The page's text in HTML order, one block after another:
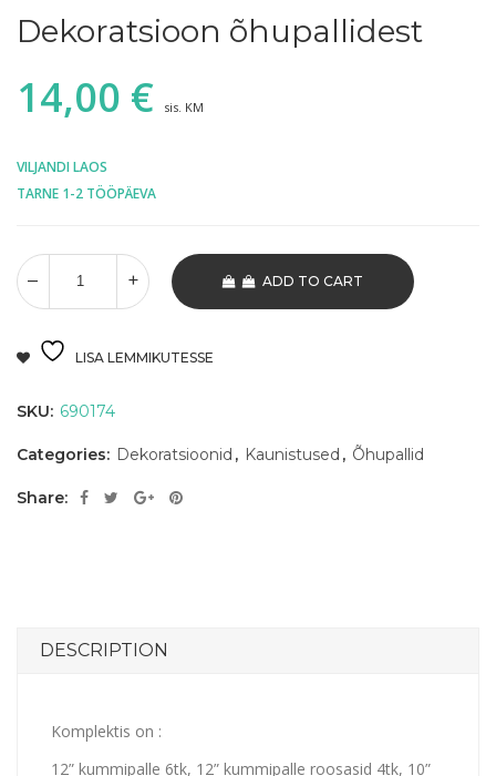
Dekoratsioon õhupallidest
14,00 € sis. KM
VILJANDI LAOS
TARNE 1-2 TÖÖPÄEVA
ADD TO CART
LISA LEMMIKUTESSE
SKU: 690174
Categories: Dekoratsioonid , Kaunistused , Õhupallid
Share:
DESCRIPTION
Komplektis on :
12” kummipalle 6tk, 12” kummipalle roosasid 4tk, 10”